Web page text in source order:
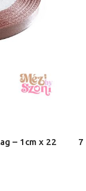
– 1cm x 22
7